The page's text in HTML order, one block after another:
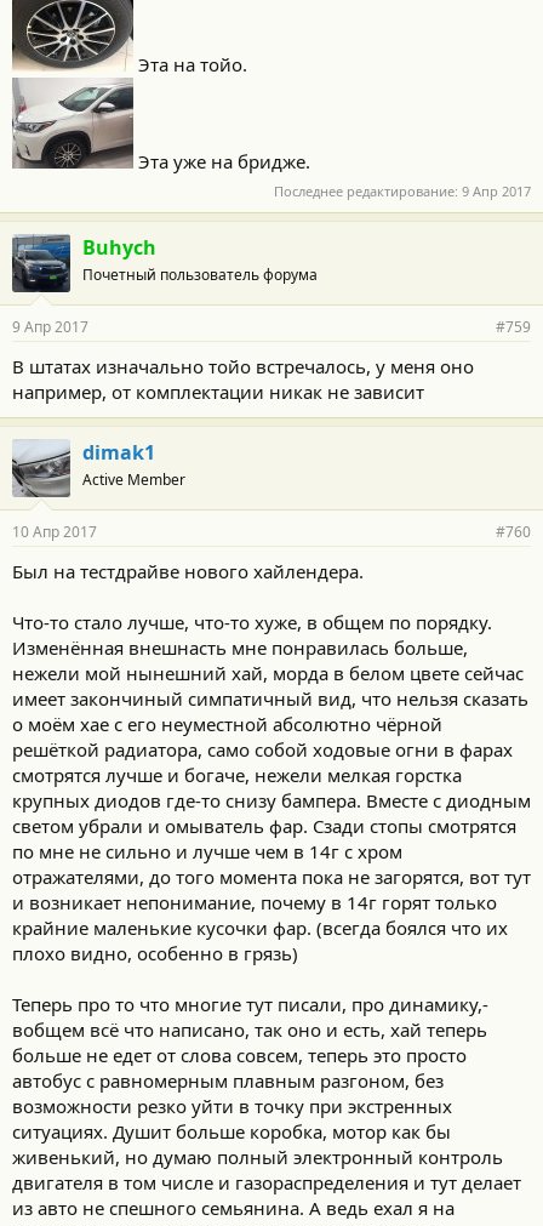
Эта на тойо.
Эта уже на бридже.
Последнее редактирование: 9 Апр 2017
Buhych
Почетный пользователь форума
9 Апр 2017 #759
В штатах изначально тойо встречалось, у меня оно
например, от комплектации никак не зависит
dimak1
Active Member
10 Апр 2017 #760
Был на тестдрайве нового хайлендера.
Что-то стало лучше, что-то хуже, в общем по порядку.
Изменённая внешнасть мне понравилась больше,
нежели мой нынешний хай, морда в белом цвете сейчас
имеет закончиный симпатичный вид, что нельзя сказать
о моём хае с его неуместной абсолютно чёрной
решёткой радиатора, само собой ходовые огни в фарах
смотрятся лучше и богаче, нежели мелкая горстка
крупных диодов где-то снизу бампера. Вместе с диодным
светом убрали и омыватель фар. Сзади стопы смотрятся
по мне не сильно и лучше чем в 14г с хром
отражателями, до того момента пока не загорятся, вот тут
и возникает непонимание, почему в 14г горят только
крайние маленькие кусочки фар. (всегда боялся что их
плохо видно, особенно в грязь)
Теперь про то что многие тут писали, про динамику,-
вобщем всё что написано, так оно и есть, хай теперь
больше не едет от слова совсем, теперь это просто
автобус с равномерным плавным разгоном, без
возможности резко уйти в точку при экстренных
ситуациях. Душит больше коробка, мотор как бы
живенький, но думаю полный электронный контроль
двигателя в том числе и газораспределения и тут делает
из авто не спешного семьянина. А ведь ехал я на